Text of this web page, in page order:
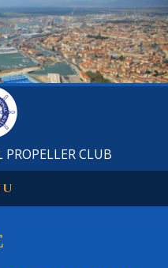
CLUB